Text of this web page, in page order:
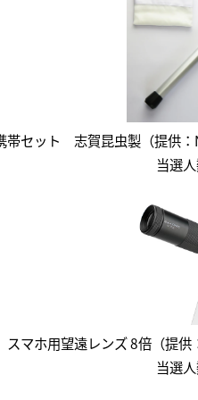
帯セット 志賀昆虫製（提供：
当選
スマホ用望遠レンズ 8倍（提供
当選